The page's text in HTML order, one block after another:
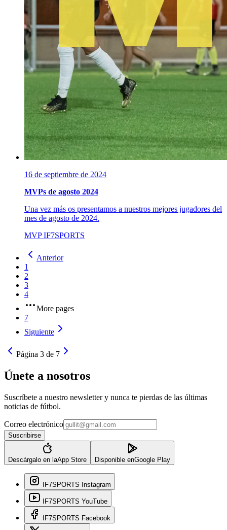
16 de septiembre de 2024
MVPs de agosto 2024
Una vez más os presentamos a nuestros mejores jugadores del
mes de agosto de 2024.
MVPIF7SPORTS
Anterior
1
2
3
4
More pages
7
Siguiente
Página 3 de 7
Únete a nosotros
Suscríbete a nuestro newsletter y nunca te pierdas de las últimas
noticias de fútbol.
Correo electrónico
Suscribirse
Descárgalo en laApp Store Disponible enGoogle Play
IF7SPORTS Instagram
IF7SPORTS YouTube
IF7SPORTS Facebook